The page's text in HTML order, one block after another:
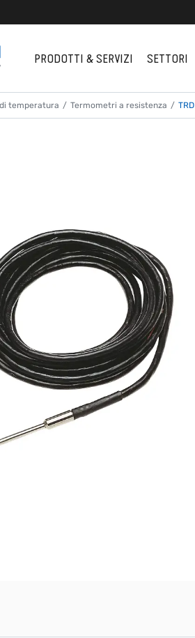
PRODOTTI & SERVIZI SETTORI
temperatura Termometri a resistenza TRD